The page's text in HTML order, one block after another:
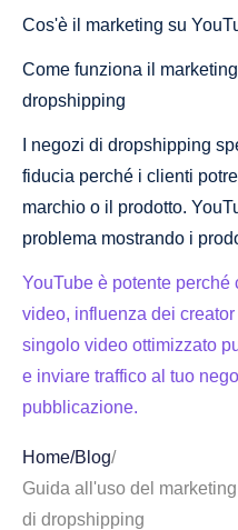
Cos'è il marketing su
Come funziona il
dropshipping
I negozi di dropshipping
fiducia perché i clienti
marchio o il prodotto.
problema mostrando i
YouTube è potente
video, influenza dei
singolo video ottimizzato
e inviare traffico al tuo
pubblicazione.
Le immagini dei prodotti
ma i video mostrano come
dropshipping AliExpress,
Home/Blog/
Guida all'uso del
di dropshipping